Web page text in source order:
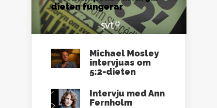
dieten fungerar
Michael Mosley
intervjuas om
5:2-dieten
Intervju med Ann
Fernholm